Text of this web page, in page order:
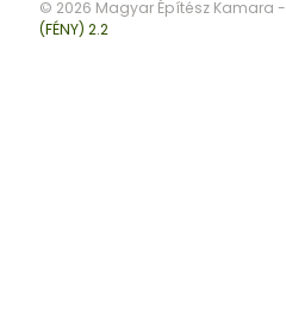
© 2026 Magyar Építész Kamara -
(FÉNY) 2.2